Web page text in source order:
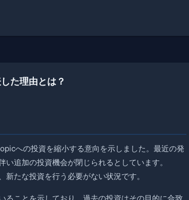
た理由とは？
への投資を縮小する意向を示しました。最近の発
追加の投資機会が閉じられるとしています。
たな投資を行う必要がない状況です。
ことを示しており、過去の投資はその目的に合致